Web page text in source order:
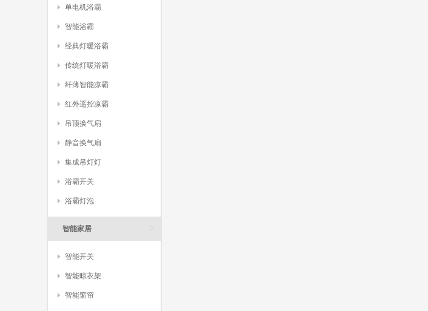
单电机浴霸
智能浴霸
经典灯暖浴霸
传统灯暖浴霸
纤薄智能凉霸
红外遥控凉霸
吊顶换气扇
静音换气扇
集成吊灯灯
浴霸开关
浴霸灯泡
智能家居
智能开关
智能晾衣架
智能窗帘